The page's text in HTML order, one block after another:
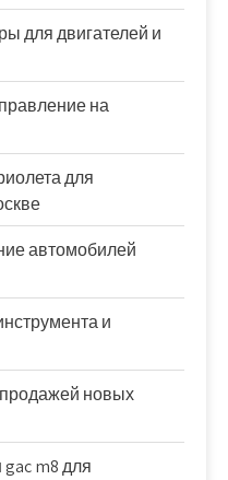
для двигателей и
на
для
автомобилей
и
новых
m8 для